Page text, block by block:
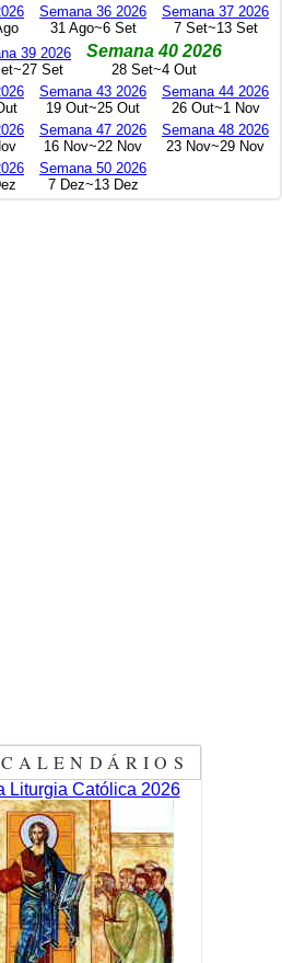
Semana 36 2026
31 Ago~6 Set
Semana 37 2026
7 Set~13 Set
39 2026
Set
Semana 40 2026
28 Set~4 Out
Semana 43 2026
19 Out~25 Out
Semana 44 2026
26 Out~1 Nov
Semana 47 2026
16 Nov~22 Nov
Semana 48 2026
23 Nov~29 Nov
Semana 50 2026
7 Dez~13 Dez
Liturgia Católica 2026